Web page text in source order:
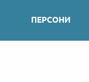
ПЕРСОНИ